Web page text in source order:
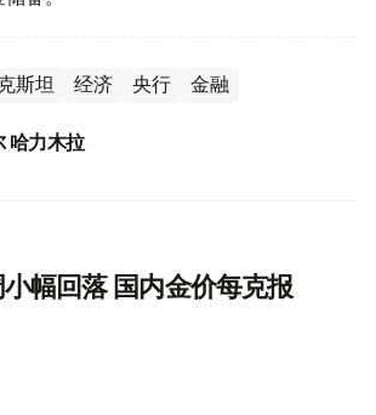
斯坦 经济 央行 金融
哈力木拉
幅回落 国内金价每克报